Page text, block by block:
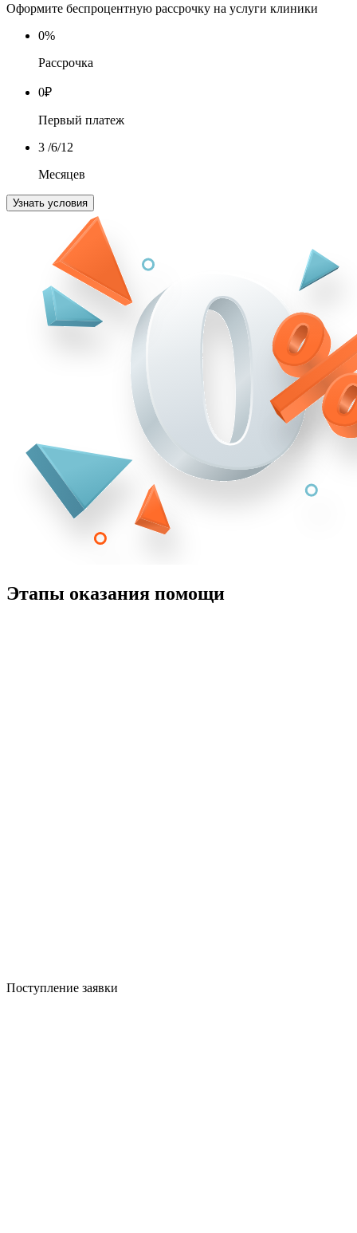
Оформите беспроцентную рассрочку на услуги клиники
0%
Рассрочка
0₽
Первый платеж
3 /6/12
Месяцев
Узнать условия
Этапы оказания помощи
Поступление заявки